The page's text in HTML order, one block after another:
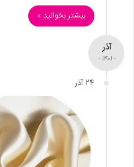
بیشتر بخوانید »
آذر
- 1401 -
24 آذر